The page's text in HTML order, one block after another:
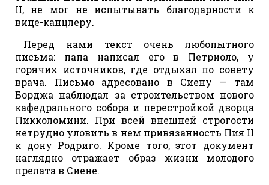
II, не мог не испытывать благодарности к
вице-канцлеру.
Перед нами текст очень любопытного
письма: папа написал его в Петриоло, у
горячих источников, где отдыхал по совету
врача. Письмо адресовано в Сиену — там
Борджа наблюдал за строительством нового
кафедрального собора и перестройкой дворца
Пикколомини. При всей внешней строгости
нетрудно уловить в нем привязанность Пия II
к дону Родриго. Кроме того, этот документ
наглядно отражает образ жизни молодого
прелата в Сиене.